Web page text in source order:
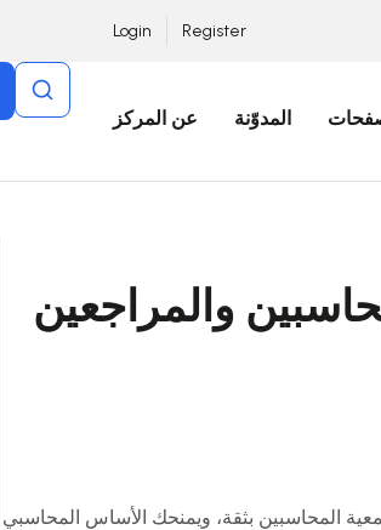
Register
Login
المدوّنة عن المركز
والمراجعين
المحاسبين بثقة، ويمنحك الأساس المحاسبي